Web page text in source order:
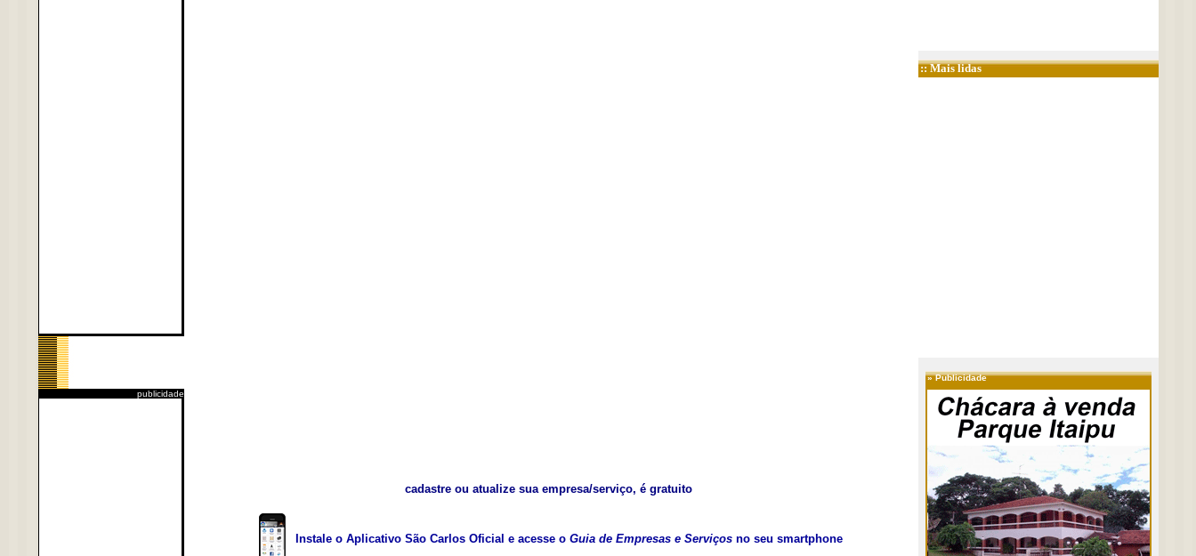
publicidade
cadastre ou atualize sua empresa/serviço, é gratuito
Instale o Aplicativo São Carlos Oficial e acesse o Guia de Empresas e Serviços no seu smartphone
:: Mais lidas
»Publicidade